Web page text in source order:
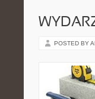
POSTED BY